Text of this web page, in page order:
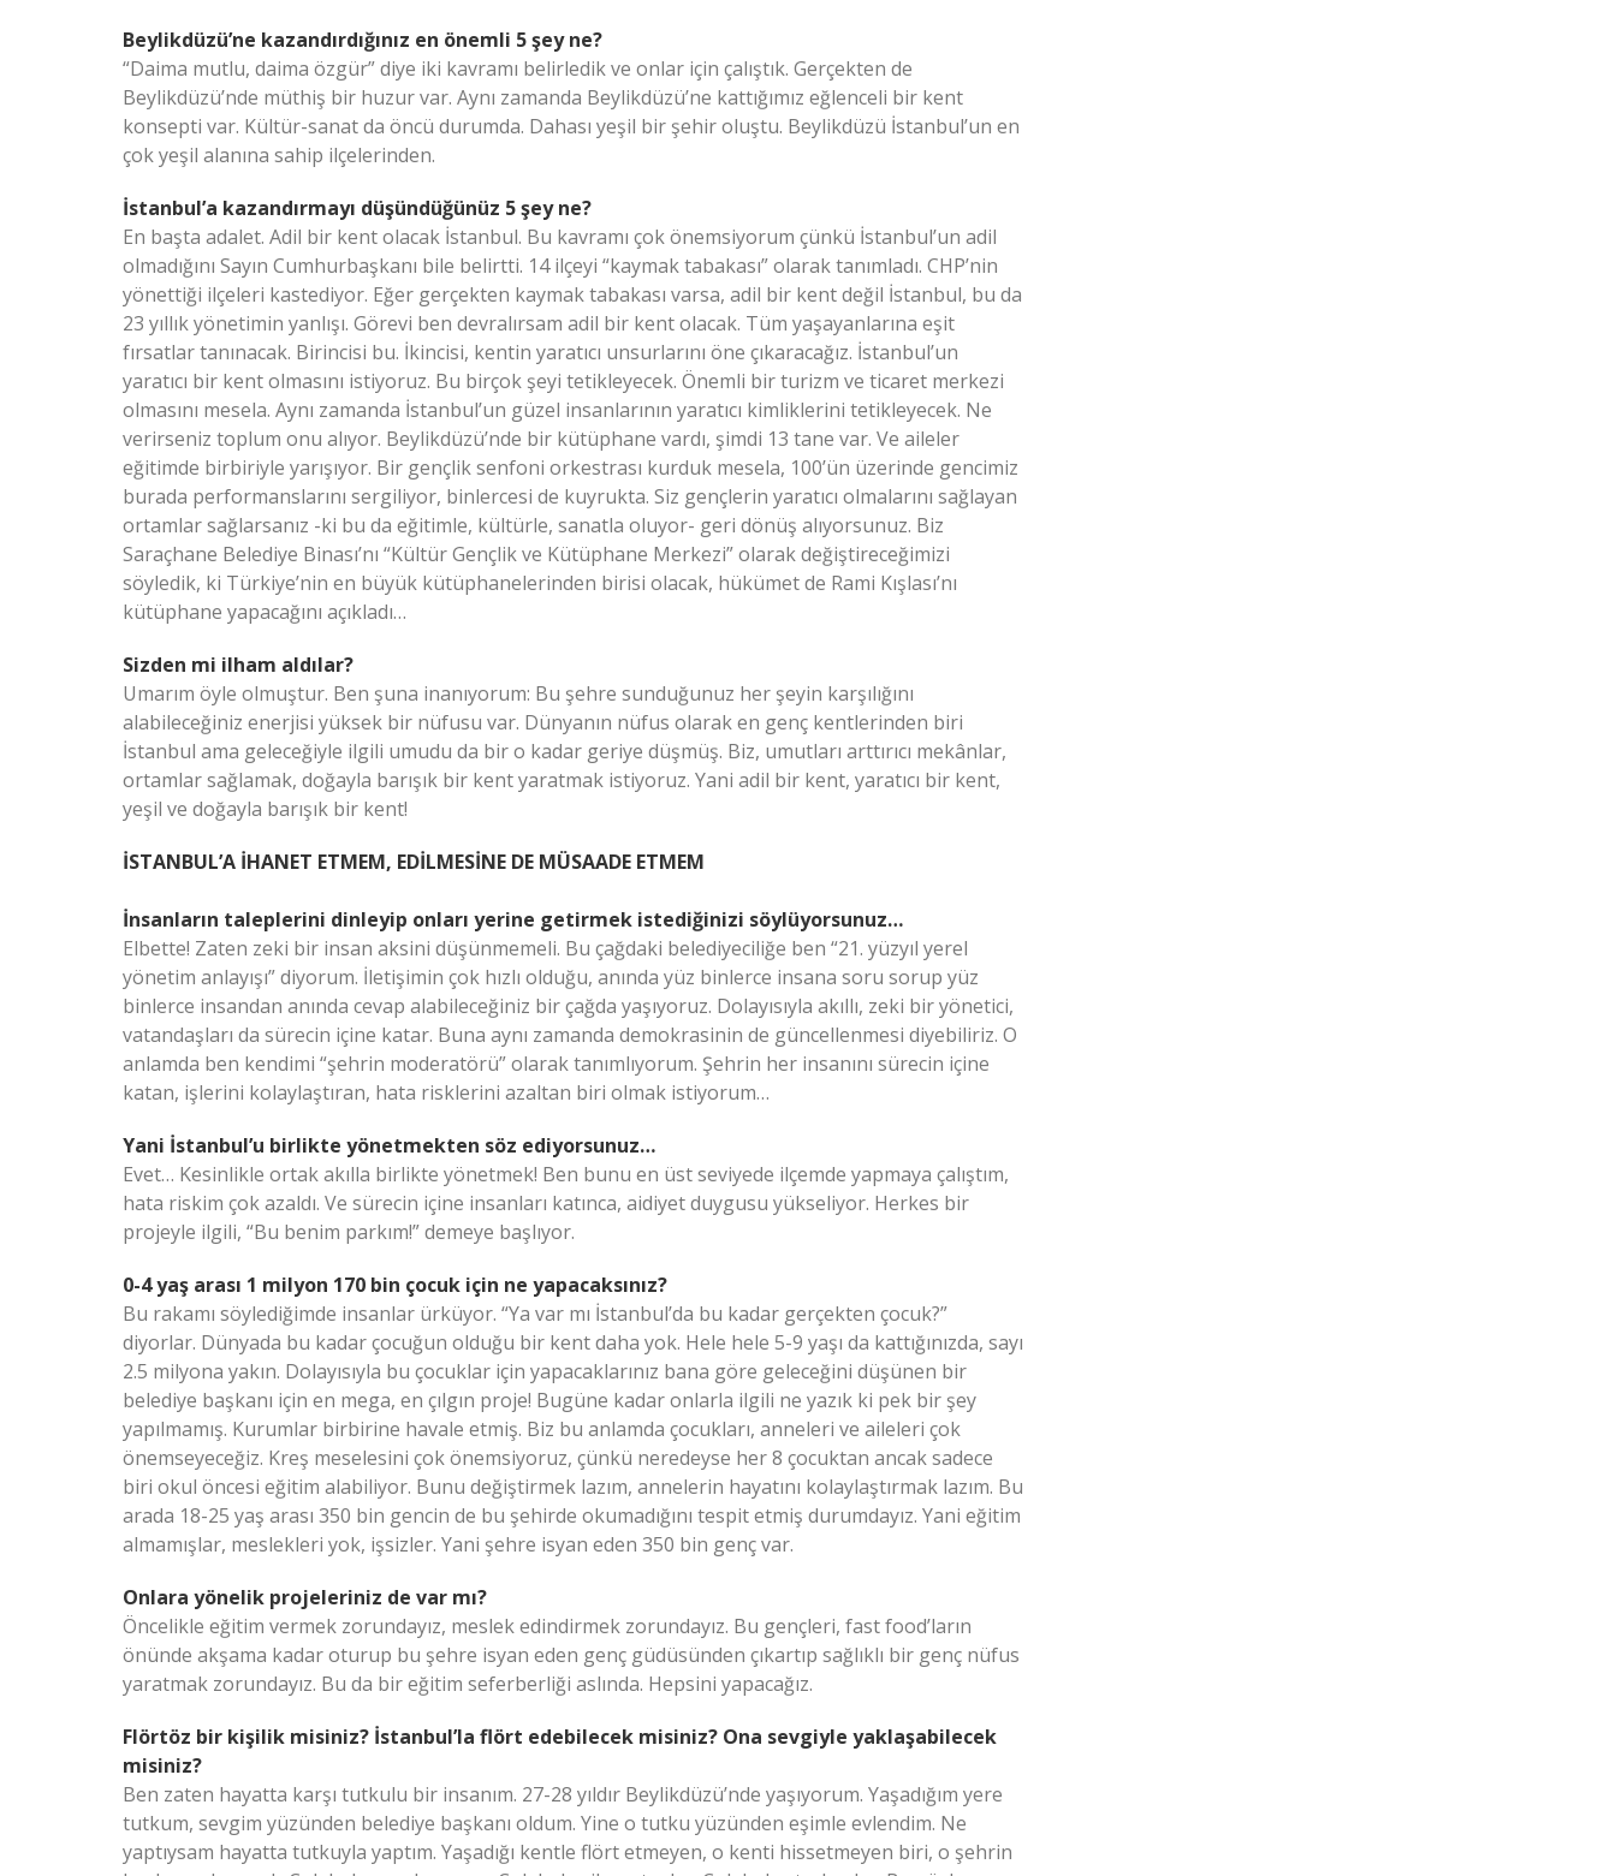
Beylikdüzü’ne kazandırdığınız en önemli 5 şey ne?
“Daima mutlu, daima özgür” diye iki kavramı belirledik ve onlar için çalıştık. Gerçekten de
Beylikdüzü’nde müthiş bir huzur var. Aynı zamanda Beylikdüzü’ne kattığımız eğlenceli bir kent
konsepti var. Kültür-sanat da öncü durumda. Dahası yeşil bir şehir oluştu. Beylikdüzü İstanbul’un en
çok yeşil alanına sahip ilçelerinden.
İstanbul’a kazandırmayı düşündüğünüz 5 şey ne?
En başta adalet. Adil bir kent olacak İstanbul. Bu kavramı çok önemsiyorum çünkü İstanbul’un adil
olmadığını Sayın Cumhurbaşkanı bile belirtti. 14 ilçeyi “kaymak tabakası” olarak tanımladı. CHP’nin
yönettiği ilçeleri kastediyor. Eğer gerçekten kaymak tabakası varsa, adil bir kent değil İstanbul, bu da
23 yıllık yönetimin yanlışı. Görevi ben devralırsam adil bir kent olacak. Tüm yaşayanlarına eşit
fırsatlar tanınacak. Birincisi bu. İkincisi, kentin yaratıcı unsurlarını öne çıkaracağız. İstanbul’un
yaratıcı bir kent olmasını istiyoruz. Bu birçok şeyi tetikleyecek. Önemli bir turizm ve ticaret merkezi
olmasını mesela. Aynı zamanda İstanbul’un güzel insanlarının yaratıcı kimliklerini tetikleyecek. Ne
verirseniz toplum onu alıyor. Beylikdüzü’nde bir kütüphane vardı, şimdi 13 tane var. Ve aileler
eğitimde birbiriyle yarışıyor. Bir gençlik senfoni orkestrası kurduk mesela, 100’ün üzerinde gencimiz
burada performanslarını sergiliyor, binlercesi de kuyrukta. Siz gençlerin yaratıcı olmalarını sağlayan
ortamlar sağlarsanız -ki bu da eğitimle, kültürle, sanatla oluyor- geri dönüş alıyorsunuz. Biz
Saraçhane Belediye Binası’nı “Kültür Gençlik ve Kütüphane Merkezi” olarak değiştireceğimizi
söyledik, ki Türkiye’nin en büyük kütüphanelerinden birisi olacak, hükümet de Rami Kışlası’nı
kütüphane yapacağını açıkladı…
Sizden mi ilham aldılar?
Umarım öyle olmuştur. Ben şuna inanıyorum: Bu şehre sunduğunuz her şeyin karşılığını
alabileceğiniz enerjisi yüksek bir nüfusu var. Dünyanın nüfus olarak en genç kentlerinden biri
İstanbul ama geleceğiyle ilgili umudu da bir o kadar geriye düşmüş. Biz, umutları arttırıcı mekânlar,
ortamlar sağlamak, doğayla barışık bir kent yaratmak istiyoruz. Yani adil bir kent, yaratıcı bir kent,
yeşil ve doğayla barışık bir kent!
İSTANBUL’A İHANET ETMEM, EDİLMESİNE DE MÜSAADE ETMEM
İnsanların taleplerini dinleyip onları yerine getirmek istediğinizi söylüyorsunuz…
Elbette! Zaten zeki bir insan aksini düşünmemeli. Bu çağdaki belediyeciliğe ben “21. yüzyıl yerel
yönetim anlayışı” diyorum. İletişimin çok hızlı olduğu, anında yüz binlerce insana soru sorup yüz
binlerce insandan anında cevap alabileceğiniz bir çağda yaşıyoruz. Dolayısıyla akıllı, zeki bir yönetici,
vatandaşları da sürecin içine katar. Buna aynı zamanda demokrasinin de güncellenmesi diyebiliriz. O
anlamda ben kendimi “şehrin moderatörü” olarak tanımlıyorum. Şehrin her insanını sürecin içine
katan, işlerini kolaylaştıran, hata risklerini azaltan biri olmak istiyorum…
Yani İstanbul’u birlikte yönetmekten söz ediyorsunuz…
Evet… Kesinlikle ortak akılla birlikte yönetmek! Ben bunu en üst seviyede ilçemde yapmaya çalıştım,
hata riskim çok azaldı. Ve sürecin içine insanları katınca, aidiyet duygusu yükseliyor. Herkes bir
projeyle ilgili, “Bu benim parkım!” demeye başlıyor.
0-4 yaş arası 1 milyon 170 bin çocuk için ne yapacaksınız?
Bu rakamı söylediğimde insanlar ürküyor. “Ya var mı İstanbul’da bu kadar gerçekten çocuk?”
diyorlar. Dünyada bu kadar çocuğun olduğu bir kent daha yok. Hele hele 5-9 yaşı da kattığınızda, sayı
2.5 milyona yakın. Dolayısıyla bu çocuklar için yapacaklarınız bana göre geleceğini düşünen bir
belediye başkanı için en mega, en çılgın proje! Bugüne kadar onlarla ilgili ne yazık ki pek bir şey
yapılmamış. Kurumlar birbirine havale etmiş. Biz bu anlamda çocukları, anneleri ve aileleri çok
önemseyeceğiz. Kreş meselesini çok önemsiyoruz, çünkü neredeyse her 8 çocuktan ancak sadece
biri okul öncesi eğitim alabiliyor. Bunu değiştirmek lazım, annelerin hayatını kolaylaştırmak lazım. Bu
arada 18-25 yaş arası 350 bin gencin de bu şehirde okumadığını tespit etmiş durumdayız. Yani eğitim
almamışlar, meslekleri yok, işsizler. Yani şehre isyan eden 350 bin genç var.
Onlara yönelik projeleriniz de var mı?
Öncelikle eğitim vermek zorundayız, meslek edindirmek zorundayız. Bu gençleri, fast food’ların
önünde akşama kadar oturup bu şehre isyan eden genç güdüsünden çıkartıp sağlıklı bir genç nüfus
yaratmak zorundayız. Bu da bir eğitim seferberliği aslında. Hepsini yapacağız.
Flörtöz bir kişilik misiniz? İstanbul’la flört edebilecek misiniz? Ona sevgiyle yaklaşabilecek
misiniz?
Ben zaten hayatta karşı tutkulu bir insanım. 27-28 yıldır Beylikdüzü’nde yaşıyorum. Yaşadığım yere
tutkum, sevgim yüzünden belediye başkanı oldum. Yine o tutku yüzünden eşimle evlendim. Ne
yaptıysam hayatta tutkuyla yaptım. Yaşadığı kentle flört etmeyen, o kenti hissetmeyen biri, o şehrin